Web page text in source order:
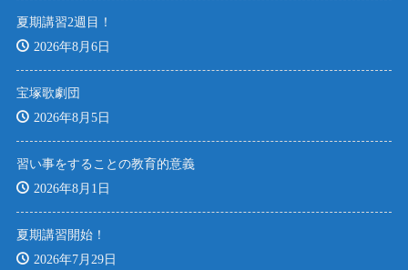
夏期講習2週目！
2026年8月6日
宝塚歌劇団
2026年8月5日
習い事をすることの教育的意義
2026年8月1日
夏期講習開始！
2026年7月29日